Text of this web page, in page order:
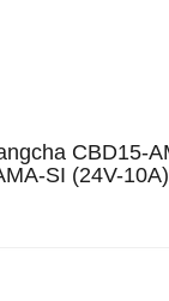
CBD15-
SI (24V-10A)